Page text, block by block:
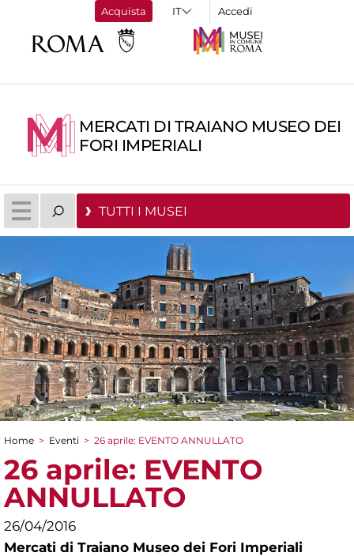
Acquista Accedi
MERCATI DI TRAIANO MUSEO DEI
FORI IMPERIALI
TUTTI I MUSEI
Tu sei qui
Home > Eventi > 26 aprile: EVENTO ANNULLATO
26 aprile: EVENTO
ANNULLATO
26/04/2016
Mercati di Traiano Museo dei Fori Imperiali